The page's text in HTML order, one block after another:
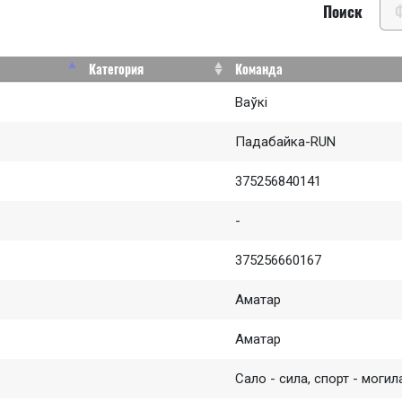
Поиск
Категория Команда
Ваўкі
Падабайка-RUN
375256840141
-
375256660167
Аматар
Аматар
Сало - сила, спорт -